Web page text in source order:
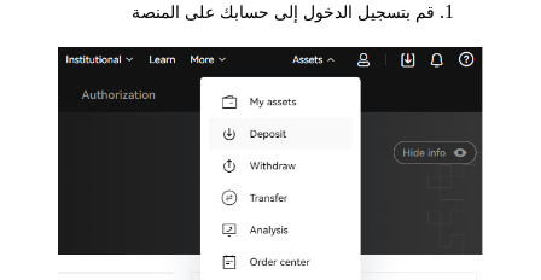
قم بتسجيل الدخول إلى حسابك على المنصة